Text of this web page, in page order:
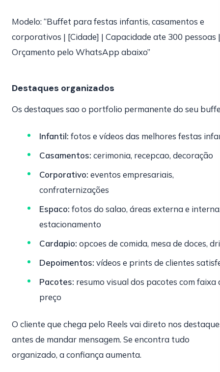
Modelo: “Buffet para festas infantis, casamentos e
corporativos | [Cidade] | Capacidade ate 300 pessoas |
Orçamento pelo WhatsApp abaixo”
Destaques organizados
Os destaques sao o portfolio permanente do seu
Infantil: fotos e vídeos das melhores festas
Casamentos: cerimonia, recepcao, decoração
Corporativo: eventos empresariais,
confraternizações
Espaco: fotos do salao, áreas externa e
estacionamento
Cardapio: opcoes de comida, mesa de doces,
Depoimentos: vídeos e prints de clientes
Pacotes: resumo visual dos pacotes com faixa
preço
O cliente que chega pelo Reels vai direto nos
antes de mandar mensagem. Se encontra tudo
organizado, a confiança aumenta.